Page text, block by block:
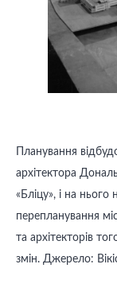
Планування
архітектора
«Бліцу», і на нього
перепланування
та архітекторів
змін. Джерело: